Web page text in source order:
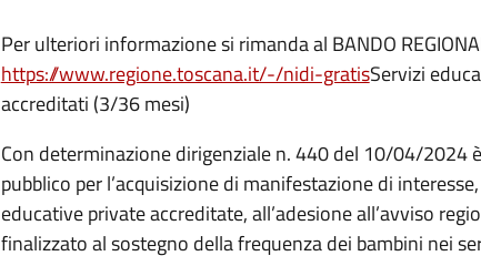
Per ulteriori informazione si rimanda al BANDO
https://www.regione.toscana.it/-/nidi-gratisServizi
accreditati (3/36 mesi)
Con determinazione dirigenziale n. 440 del 10/04/2024
pubblico per l’acquisizione di manifestazione di
educative private accreditate, all’adesione all’avviso
finalizzato al sostegno della frequenza dei bambini nei